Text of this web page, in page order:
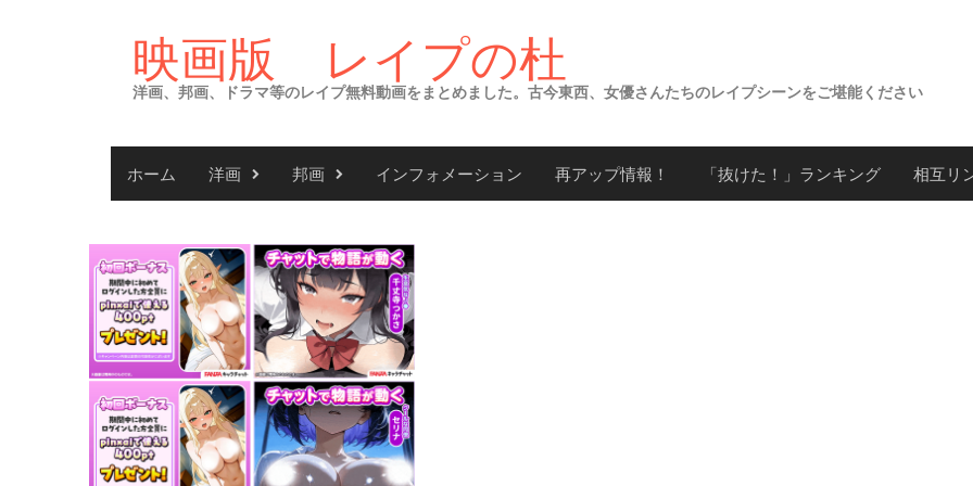
映画版 レイプの杜
洋画、邦画、ドラマ等のレイプ無料動画をまとめました。古今東西、女優さんたちのレイプシーンをご堪能ください
ホーム 洋画 邦画 インフォメーション 再アップ情報！ 「抜けた！」ランキング 相互リ